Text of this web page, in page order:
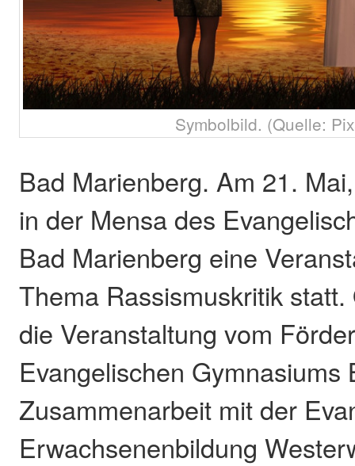
Symbolbild. (Quelle:
Bad Marienberg. Am 21.
in der Mensa des
Bad Marienberg eine
Thema Rassismuskritik
die Veranstaltung vom
Evangelischen Gymnasiums
Zusammenarbeit mit der
Erwachsenenbildung